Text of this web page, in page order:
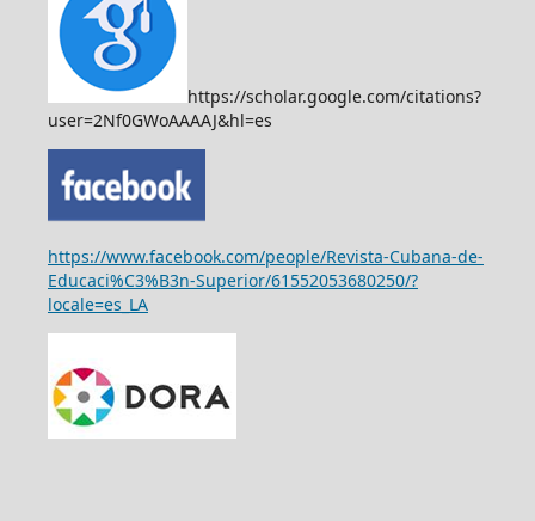
https://scholar.google.com/citations?
user=2Nf0GWoAAAAJ&hl=es
https://www.facebook.com/people/Revista-Cubana-de-
Educaci%C3%B3n-Superior/61552053680250/?
locale=es_LA